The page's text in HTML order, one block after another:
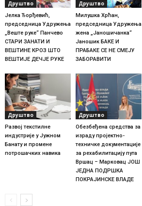
Друштво
Јелка Ђорђевић,
председница Удружења
„Веште руке“ Панчево
СТАРИ ЗАНАТИ И
ВЕШТИНЕ КРОЗ ШТО
ВЕШТИЈЕ ДЕЧЈЕ РУКЕ
Друштво
Милушка Хрћан,
председница Удружења
жена „Јаношичанка“
Јаношик БАКЕ И
ПРАБАКЕ СЕ НЕ СМЕЈУ
ЗАБОРАВИТИ
Друштво
Развој текстилне
индустрије у Јужном
Банату и промене
потрошачких навика
Друштво
Обезбеђена средства за
израду пројектно-
техничке документације
за рехабилитацију пута
Вршац – Марковац ЈОШ
ЈЕДНА ПОДРШКА
ПОКРАЈИНСКЕ ВЛАДЕ